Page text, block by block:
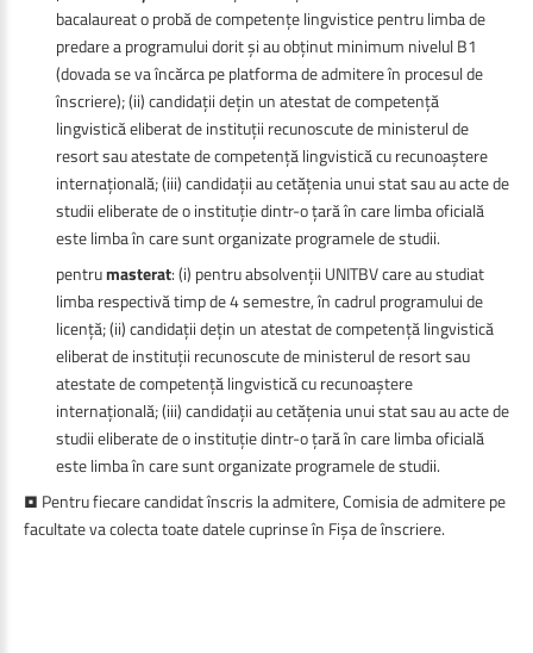
bacalaureat o probă de competențe lingvistice pentru limba de
predare a programului dorit și au obținut minimum nivelul B1
(dovada se va încărca pe platforma de admitere în procesul de
înscriere); (ii) candidații dețin un atestat de competență
lingvistică eliberat de instituții recunoscute de ministerul de
resort sau atestate de competență lingvistică cu recunoaștere
internațională; (iii) candidații au cetățenia unui stat sau au acte de
studii eliberate de o instituție dintr-o țară în care limba oficială
este limba în care sunt organizate programele de studii.
pentrumasterat: (i) pentru absolvenții UNITBV care au studiat
limba respectivă timp de 4 semestre, în cadrul programului de
licență; (ii) candidații dețin un atestat de competență lingvistică
eliberat de instituții recunoscute de ministerul de resort sau
atestate de competență lingvistică cu recunoaștere
internațională; (iii) candidații au cetățenia unui stat sau au acte de
studii eliberate de o instituție dintr-o țară în care limba oficială
este limba în care sunt organizate programele de studii.
• Pentru fiecare candidat înscris la admitere, Comisia de admitere pe
facultate va colecta toate datele cuprinse în Fișa de înscriere.